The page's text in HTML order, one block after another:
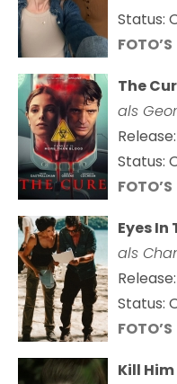
Status:
FOTO’S
The
als
Status:
FOTO’S
Eyes In
als
Status:
FOTO’S
Kill